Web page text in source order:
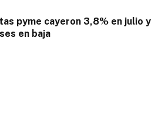
pyme cayeron 3,8% en julio y
en baja